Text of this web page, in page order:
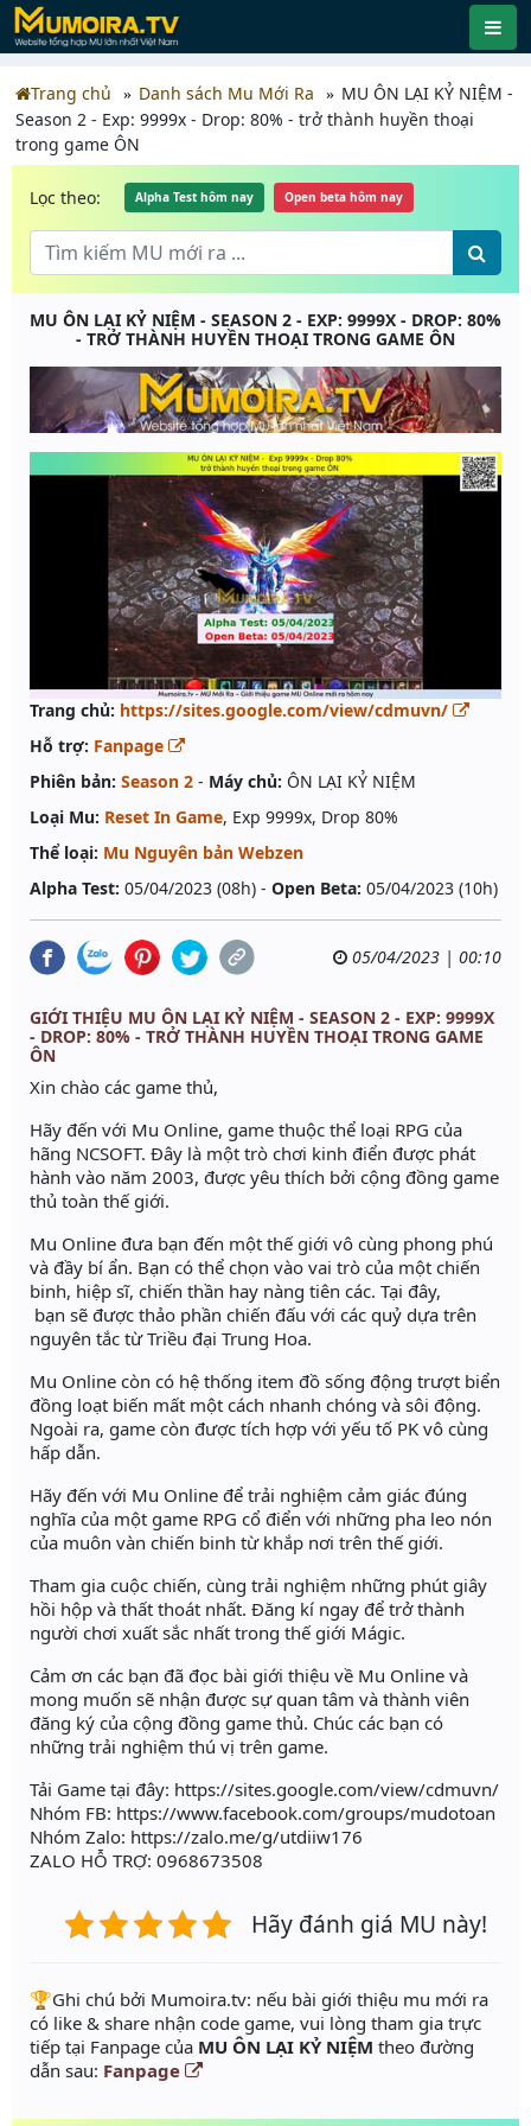
Trang chủ Danh sách Mu Mới Ra
MU ÔN LẠI KỶ NIỆM -
Season 2 - Exp: 9999x - Drop: 80% - trở thành huyền thoại
trong game ÔN
Lọc theo: Alpha Test hôm nay Open beta hôm nay
MU ÔN LẠI KỶ NIỆM - SEASON 2 - EXP: 9999X - DROP: 80%
- TRỞ THÀNH HUYỀN THOẠI TRONG GAME ÔN
Trang chủ: https://sites.google.com/view/cdmuvn/
Hỗ trợ: Fanpage
Phiên bản: Season 2 - Máy chủ: ÔN LẠI KỶ NIỆM
Loại Mu: Reset In Game, Exp 9999x, Drop 80%
Thể loại: Mu Nguyên bản Webzen
Alpha Test: 05/04/2023 (08h) - Open Beta: 05/04/2023 (10h)
05/04/2023 | 00:10
GIỚI THIỆU MU ÔN LẠI KỶ NIỆM - SEASON 2 - EXP: 9999X
- DROP: 80% - TRỞ THÀNH HUYỀN THOẠI TRONG GAME
ÔN
Xin chào các game thủ,
Hãy đến với Mu Online, game thuộc thể loại RPG của
hãng NCSOFT. Đây là một trò chơi kinh điển được phát
hành vào năm 2003, được yêu thích bởi cộng đồng game
thủ toàn thế giới.
Mu Online đưa bạn đến một thế giới vô cùng phong phú
và đầy bí ẩn. Bạn có thể chọn vào vai trò của một chiến
binh, hiệp sĩ, chiến thần hay nàng tiên các. Tại đây,
bạn sẽ được thảo phần chiến đấu với các quỷ dựa trên
nguyên tắc từ Triều đại Trung Hoa.
Mu Online còn có hệ thống item đồ sống động trượt biển
đồng loạt biến mất một cách nhanh chóng và sôi động.
Ngoài ra, game còn được tích hợp với yếu tố PK vô cùng
hấp dẫn.
Hãy đến với Mu Online để trải nghiệm cảm giác đúng
nghĩa của một game RPG cổ điển với những pha leo nón
của muôn vàn chiến binh từ khắp nơi trên thế giới.
Tham gia cuộc chiến, cùng trải nghiệm những phút giây
hồi hộp và thất thoát nhất. Đăng kí ngay để trở thành
người chơi xuất sắc nhất trong thế giới Mágic.
Cảm ơn các bạn đã đọc bài giới thiệu về Mu Online và
mong muốn sẽ nhận được sự quan tâm và thành viên
đăng ký của cộng đồng game thủ. Chúc các bạn có
những trải nghiệm thú vị trên game.
Tải Game tại đây: https://sites.google.com/view/cdmuvn/
Nhóm FB: https://www.facebook.com/groups/mudotoan
Nhóm Zalo: https://zalo.me/g/utdiiw176
ZALO HỖ TRỢ: 0968673508
Hãy đánh giá MU này!
️🏆Ghi chú bởi Mumoira.tv: nếu bài giới thiệu mu mới ra
có like & share nhận code game, vui lòng tham gia trực
tiếp tại Fanpage của MU ÔN LẠI KỶ NIỆM theo đường
dẫn sau: Fanpage